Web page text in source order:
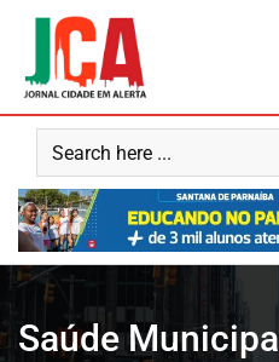
content
Saúde Municipal